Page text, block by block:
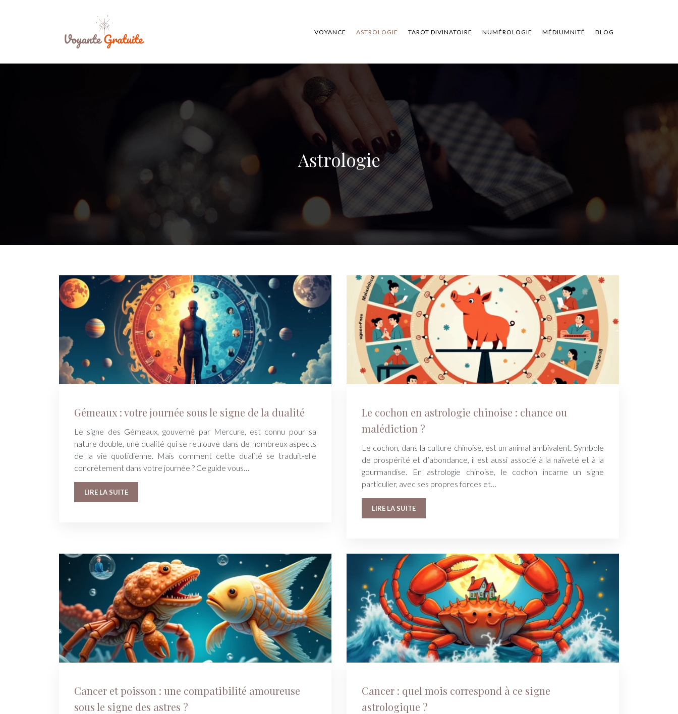
VOYANCE ASTROLOGIE TAROT DIVINATOIRE NUMÉROLOGIE MÉDIUMNITÉ BLOG
Astrologie
Gémeaux : votre journée sous le signe de la dualité
Le signe des Gémeaux, gouverné par Mercure, est connu pour sa
nature double, une dualité qui se retrouve dans de nombreux aspects
de la vie quotidienne. Mais comment cette dualité se traduit-elle
concrètement dans votre journée ? Ce guide vous…
LIRE LA SUITE
Le cochon en astrologie chinoise : chance ou
malédiction ?
Le cochon, dans la culture chinoise, est un animal ambivalent. Symbole
de prospérité et d’abondance, il est aussi associé à la naïveté et à la
gourmandise. En astrologie chinoise, le cochon incarne un signe
particulier, avec ses propres forces et…
LIRE LA SUITE
Cancer et poisson : une compatibilité amoureuse
sous le signe des astres ?
Cancer : quel mois correspond à ce signe
astrologique ?